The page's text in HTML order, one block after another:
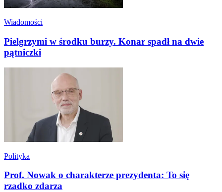
Wiadomości
Pielgrzymi w środku burzy. Konar spadł na dwie
pątniczki
Polityka
Prof. Nowak o charakterze prezydenta: To się
rzadko zdarza